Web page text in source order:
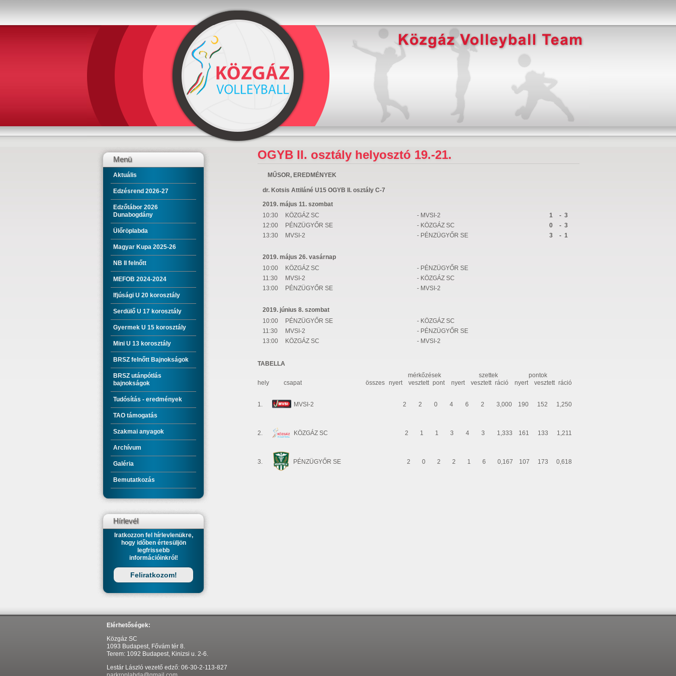
Menü
Aktuális
Edzésrend 2026-27
Edzőtábor 2026
Dunabogdány
Ülőröplabda
Magyar Kupa 2025-26
NB II felnőtt
MEFOB 2024-2024
Ifjúsági U 20 korosztály
Serdülő U 17 korosztály
Gyermek U 15 korosztály
Mini U 13 korosztály
BRSZ felnőtt Bajnokságok
BRSZ utánpótlás
bajnokságok
Tudósítás - eredmények
TAO támogatás
Szakmai anyagok
Archívum
Galéria
Bemutatkozás
Hírlevél
Iratkozzon fel hírlevlenükre,
hogy időben értesüljön
legfrissebb
információinkról!
Feliratkozom!
OGYB II. osztály helyosztó 19.-21.
MŰSOR, EREDMÉNYEK
dr. Kotsis Attiláné U15 OGYB II. osztály C-7
2019. május 11. szombat
10:30
KÖZGÁZ SC - MVSI-2 1 - 3
12:00
PÉNZÜGYŐR SE - KÖZGÁZ SC 0 - 3
13:30
MVSI-2 - PÉNZÜGYŐR SE 3 - 1
2019. május 26. vasárnap
10:00
KÖZGÁZ SC
- PÉNZÜGYŐR SE
11:30
MVSI-2
- KÖZGÁZ SC
13:00
PÉNZÜGYŐR SE - MVSI-2
2019. június 8. szombat
10:00
PÉNZÜGYŐR SE
- KÖZGÁZ SC
11:30
MVSI-2
- PÉNZÜGYŐR SE
13:00
KÖZGÁZ SC - MVSI-2
TABELLA
mérkőzések
szettek
pontok
hely
csapat összes nyert vesztett pont nyert vesztett ráció nyert vesztett ráció
1. MVSI-2 2 2 0 4 6 2 3,000 190 152 1,250
2. KÖZGÁZ SC 2 1 1 3 4 3 1,333 161 133 1,211
3. PÉNZÜGYŐR SE 2 0 2 2 1 6 0,167 107 173 0,618
Elérhetőségek:
Közgáz SC
1093 Budapest, Fővám tér 8.
Terem: 1092 Budapest, Kinizsi u. 2-6.
Lestár László vezető edző: 06-30-2-113-827